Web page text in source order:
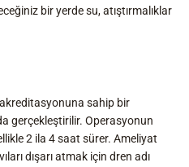
bir yerde su, atıştırmalıklar
sahip bir
gerçekleştirilir. Operasyonun
2 ila 4 saat sürer. Ameliyat
dışarı atmak için dren adı